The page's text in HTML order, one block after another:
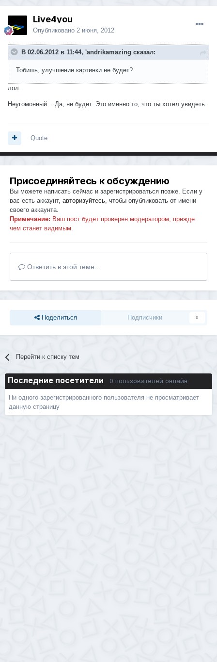
Live4you
Опубликовано 2 июня, 2012
В 02.06.2012 в 11:44, 'andrikamazing сказал:
Тобишь, улучшение картинки не будет?
лол.
Неугомонный... Да, не будет. Это именно то, что ты хотел увидеть.
Quote
Присоединяйтесь к обсуждению
Вы можете написать сейчас и зарегистрироваться позже. Если у
вас есть аккаунт, авторизуйтесь, чтобы опубликовать от имени
своего аккаунта.
Примечание: Ваш пост будет проверен модератором, прежде
чем станет видимым.
Ответить в этой теме...
Поделиться Подписчики 0
Перейти к списку тем
Последние посетители 0 пользователей онлайн
Ни одного зарегистрированного пользователя не просматривает
данную страницу